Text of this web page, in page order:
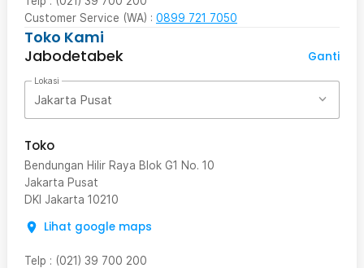
Customer Service (WA) : 0899 721 7050
Toko Kami
Jabodetabek
Ganti
Lokasi
Jakarta Pusat
Toko
Bendungan Hilir Raya Blok G1 No. 10
Jakarta Pusat
DKI Jakarta 10210
Lihat google maps
Telp : (021) 39 700 200